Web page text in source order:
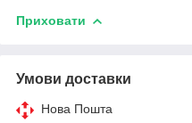
Приховати
Умови доставки
Нова Пошта